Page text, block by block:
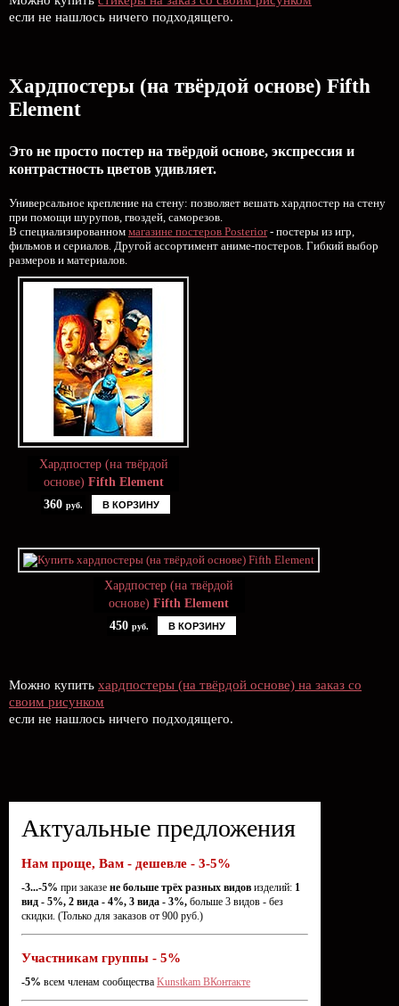
если не нашлось ничего подходящего.
Хардпостеры (на твёрдой основе) Fifth
Element
Это не просто постер на твёрдой основе, экспрессия и
контрастность цветов удивляет.
Универсальное крепление на стену: позволяет вешать хардпостер на стену
при помощи шурупов, гвоздей, саморезов.
В специализированном магазине постеров Posterior- постеры из игр,
фильмов и сериалов. Другой ассортимент аниме-постеров. Гибкий выбор
размеров и материалов.
Хардпостер (на твёрдой
основе) Fifth Element
360 руб. В КОРЗИНУ
Хардпостер (на твёрдой
основе) Fifth Element
450 руб. В КОРЗИНУ
Можно купить хардпостеры (на твёрдой основе) на заказ со
своим рисунком
если не нашлось ничего подходящего.
Актуальные предложения
Нам проще, Вам - дешевле - 3-5%
-3...-5% при заказе не больше трёх разных видов изделий: 1
вид - 5%, 2 вида - 4%, 3 вида - 3%, больше 3 видов - без
скидки. (Только для заказов от 900 руб.)
Участникам группы - 5%
-5% всем членам сообщества Kunstkam ВКонтакте